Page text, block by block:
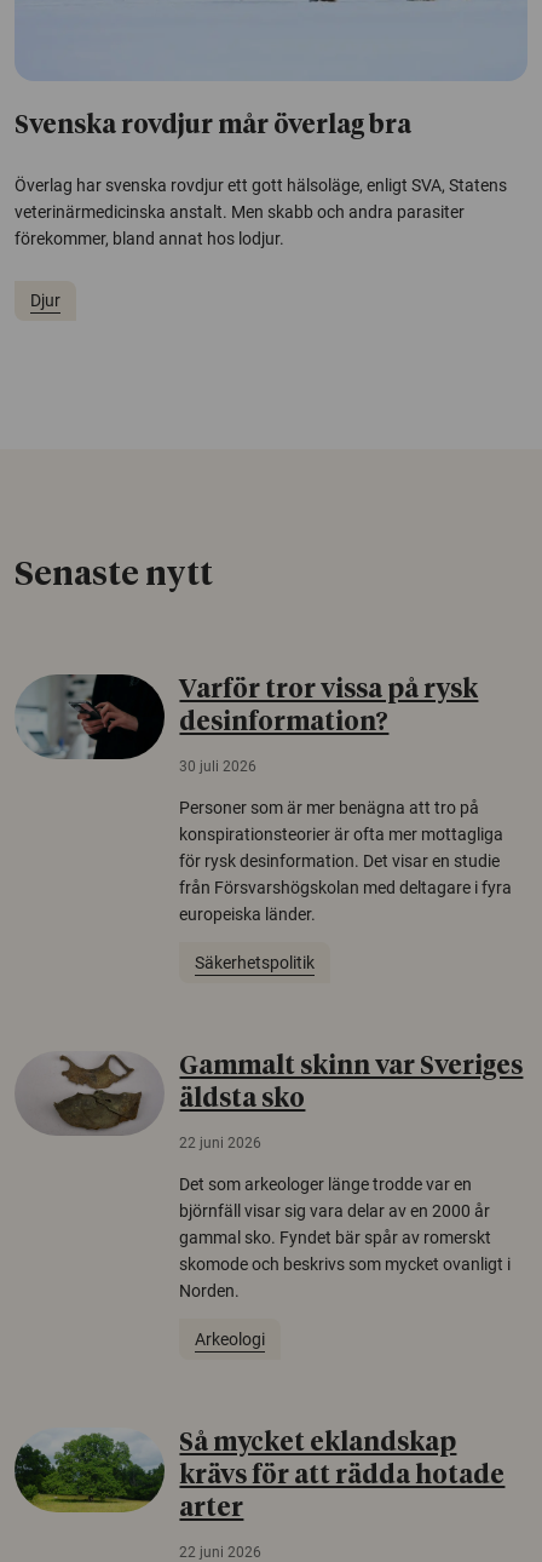
Svenska rovdjur mår överlag bra
Överlag har svenska rovdjur ett gott hälsoläge, enligt SVA, Statens
veterinärmedicinska anstalt. Men skabb och andra parasiter
förekommer, bland annat hos lodjur.
Djur
Senaste nytt
Varför tror vissa på rysk
desinformation?
30 juli 2026
Personer som är mer benägna att tro på
konspirationsteorier är ofta mer mottagliga
för rysk desinformation. Det visar en studie
från Försvarshögskolan med deltagare i fyra
europeiska länder.
Säkerhetspolitik
Gammalt skinn var Sveriges
äldsta sko
22 juni 2026
Det som arkeologer länge trodde var en
björnfäll visar sig vara delar av en 2000 år
gammal sko. Fyndet bär spår av romerskt
skomode och beskrivs som mycket ovanligt i
Norden.
Arkeologi
Så mycket eklandskap
krävs för att rädda hotade
arter
22 juni 2026